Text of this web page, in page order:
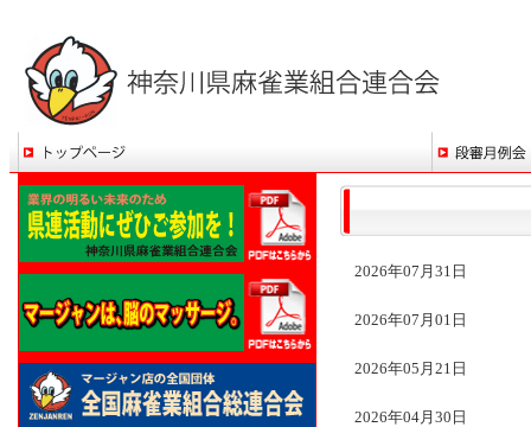
2026年07月31日
2026年07月01日
2026年05月21日
2026年04月30日